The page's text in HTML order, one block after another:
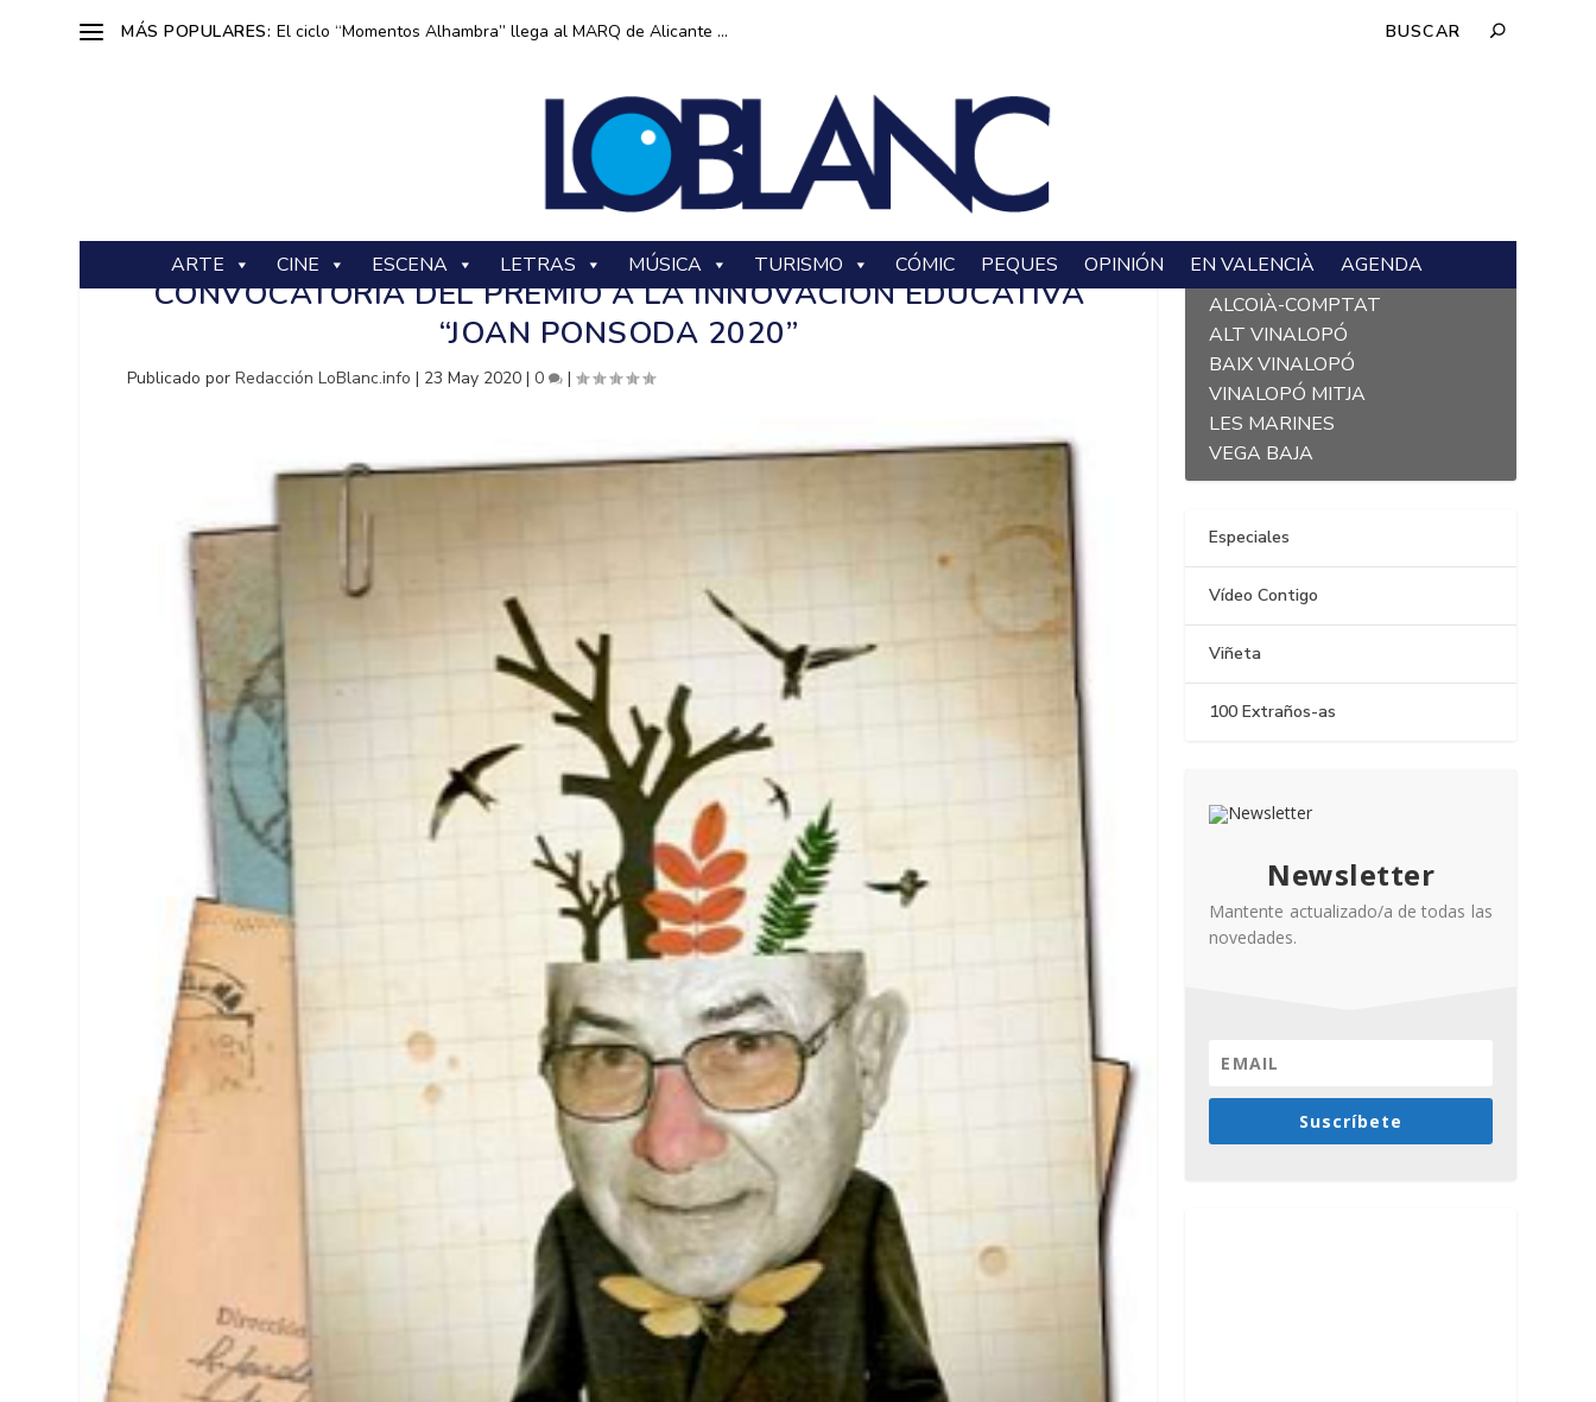
MÁS POPULARES: El ciclo “Momentos Alhambra” llega al MARQ de Alicante ...
ARTE CINE ESCENA LETRAS MÚSICA TURISMO CÓMIC PEQUES OPINIÓN EN VALENCIÀ AGENDA
CONVOCATORIA DEL PREMIO A LA INNOVACIÓN EDUCATIVA
“JOAN PONSODA 2020”
Publicado porRedacción LoBlanc.info | 23 May 2020 |0 |
L´ALACANTÍ
ALCOIÀ-COMPTAT
ALT VINALOPÓ
BAIX VINALOPÓ
VINALOPÓ MITJA
LES MARINES
VEGA BAJA
Especiales
Vídeo Contigo
Viñeta
100 Extraños-as
Newsletter
Mantente actualizado/a de todas las
novedades.
Suscríbete